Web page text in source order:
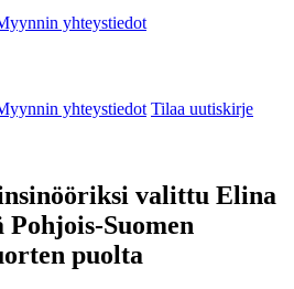
yhteystiedot
yhteystiedot Tilaa uutiskirje
valittu Elina
Suomen
puolta